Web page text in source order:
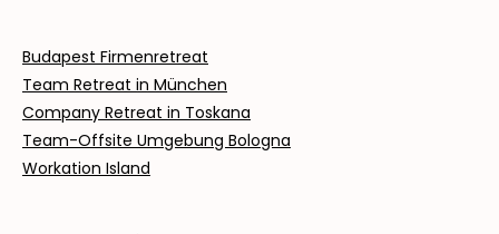
Budapest Firmenretreat
Team Retreat in München
Company Retreat in Toskana
Team-Offsite Umgebung Bologna
Workation Island